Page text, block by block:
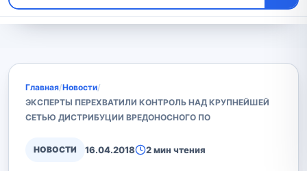
Главная/Новости/
ЭКСПЕРТЫ ПЕРЕХВАТИЛИ КОНТРОЛЬ НАД КРУПНЕЙШЕЙ
СЕТЬЮ ДИСТРИБУЦИИ ВРЕДОНОСНОГО ПО
НОВОСТИ 16.04.2018 2 мин чтения